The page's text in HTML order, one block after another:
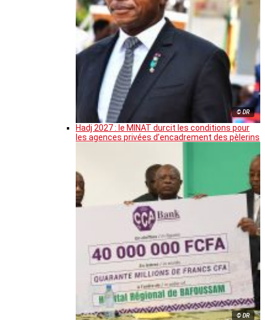
© DR
Hadj 2027 : le MINAT durcit les conditions pour
les agences privées d’encadrement des pèlerins
© DR